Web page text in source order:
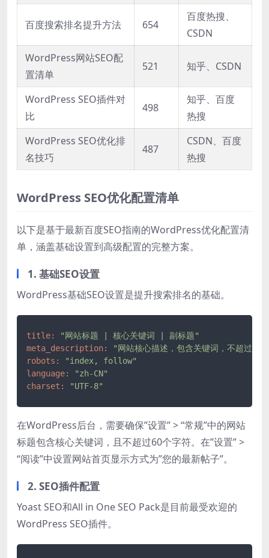
百度搜索排名提升方法 654
百度热搜、
CSDN
WordPress网站SEO配
置清单
521 知乎、CSDN
WordPress SEO插件对
比
498
知乎、百度
热搜
WordPress SEO优化排
名技巧
487
CSDN、百度
热搜
WordPress SEO优化配置清单
以下是基于最新百度SEO指南的WordPress优化配置清
单，涵盖基础设置到高级配置的完整方案。
1. 基础SEO设置
WordPress基础SEO设置是提升搜索排名的基础。
title:
"网站标题 | 核心关键词 | 副标题"
meta_description:
"网站核心描述，包含关键词，不超过
robots:
"index, follow"
language:
"zh-CN"
charset:
"UTF-8"
在WordPress后台，需要确保”设置” > “常规”中的网站
标题包含核心关键词，且不超过60个字符。在”设置” >
“阅读”中设置网站首页显示方式为”您的最新帖子”。
2. SEO插件配置
Yoast SEO和All in One SEO Pack是目前最受欢迎的
WordPress SEO插件。